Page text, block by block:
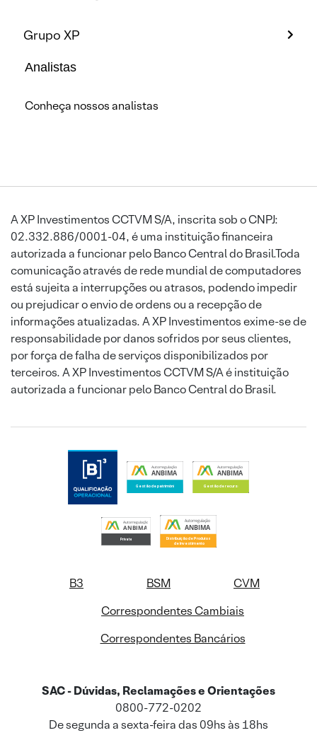
Grupo XP
Analistas
Conheça nossos analistas
A XP Investimentos CCTVM S/A, inscrita sob o CNPJ:
02.332.886/0001-04, é uma instituição financeira
autorizada a funcionar pelo Banco Central do Brasil.Toda
comunicação através de rede mundial de computadores
está sujeita a interrupções ou atrasos, podendo impedir
ou prejudicar o envio de ordens ou a recepção de
informações atualizadas. A XP Investimentos exime-se de
responsabilidade por danos sofridos por seus clientes,
por força de falha de serviços disponibilizados por
terceiros. A XP Investimentos CCTVM S/A é instituição
autorizada a funcionar pelo Banco Central do Brasil.
B3 BSM
CVM
Correspondentes Cambiais
Correspondentes Bancários
SAC - Dúvidas, Reclamações e Orientações
0800-772-0202
De segunda a sexta-feira das 09hs às 18hs